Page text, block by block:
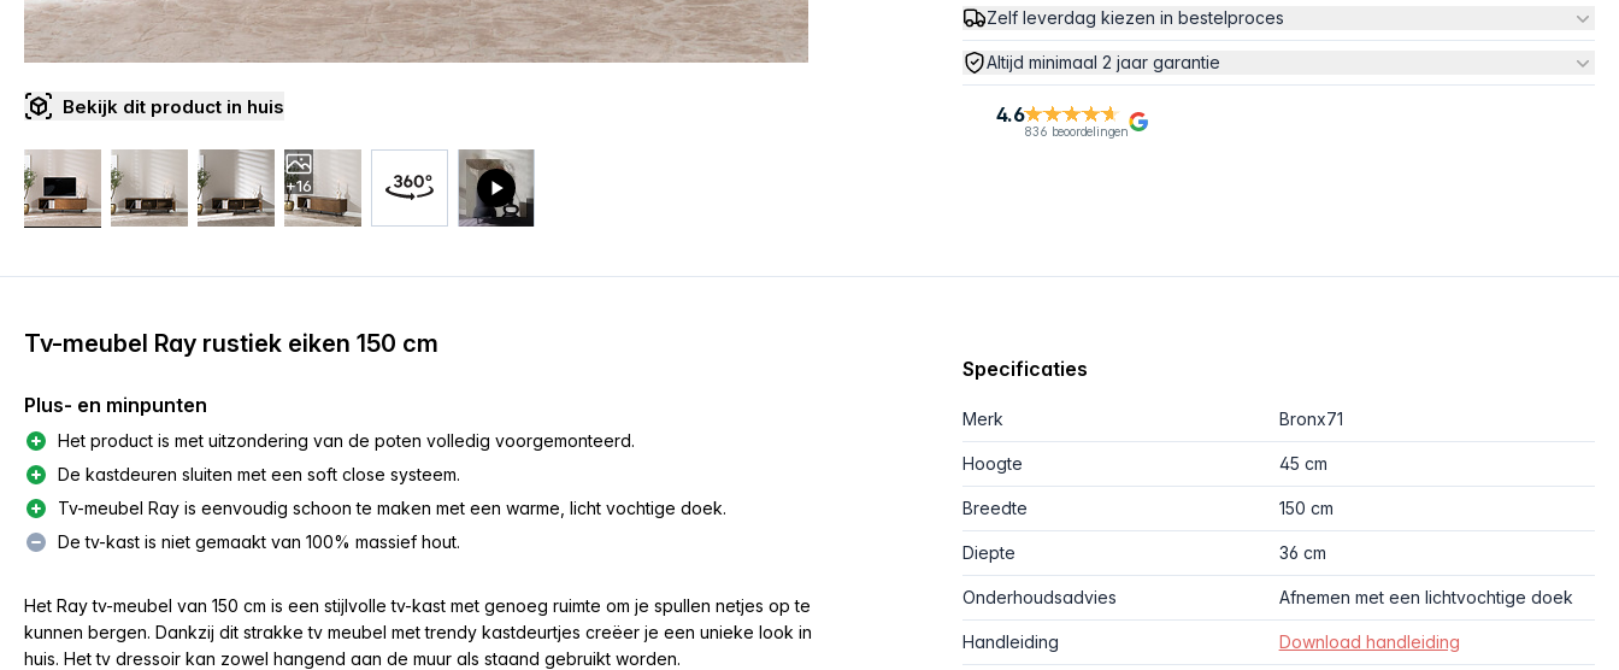
Bekijk dit product in huis
+16
Zelf leverdag kiezen in bestelproces
Altijd minimaal 2 jaar garantie
4.6
836 beoordelingen
Tv-meubel Ray rustiek eiken 150 cm
Plus- en minpunten
Het product is met uitzondering van de poten volledig voorgemonteerd.
De kastdeuren sluiten met een soft close systeem.
Tv-meubel Ray is eenvoudig schoon te maken met een warme, licht vochtige doek.
De tv-kast is niet gemaakt van 100% massief hout.
Het Ray tv-meubel van 150 cm is een stijlvolle tv-kast met genoeg ruimte om je spullen netjes op te
kunnen bergen. Dankzij dit strakke tv meubel met trendy kastdeurtjes creëer je een unieke look in
huis. Het tv dressoir kan zowel hangend aan de muur als staand gebruikt worden.
Specificaties
Merk Bronx71
Hoogte 45 cm
Breedte 150 cm
Diepte 36 cm
Onderhoudsadvies Afnemen met een lichtvochtige doek
Handleiding Download handleiding